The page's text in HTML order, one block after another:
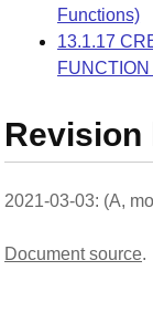
Functions)
13.1.17
2021-03-03: (A,
Document source.